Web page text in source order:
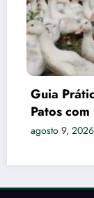
Guia Prático
Patos com
agosto 9, 2026 BS